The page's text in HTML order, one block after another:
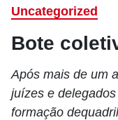
Uncategorized
Bote
Após mais de um
juízes e
formação